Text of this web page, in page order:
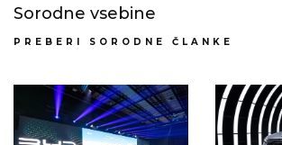
Sorodne vsebine
PREBERI SORODNE ČLANKE